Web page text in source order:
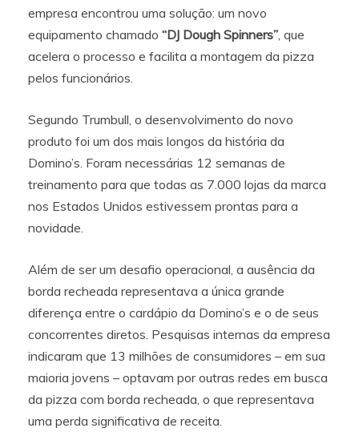
empresa encontrou uma solução: um novo
equipamento chamado “DJ Dough Spinners” , que
acelera o processo e facilita a montagem da pizza
pelos funcionários.
Segundo Trumbull, o desenvolvimento do novo
produto foi um dos mais longos da história da
Domino’s. Foram necessárias 12 semanas de
treinamento para que todas as 7.000 lojas da marca
nos Estados Unidos estivessem prontas para a
novidade.
Além de ser um desafio operacional, a ausência da
borda recheada representava a única grande
diferença entre o cardápio da Domino’s e o de seus
concorrentes diretos. Pesquisas internas da empresa
indicaram que 13 milhões de consumidores – em sua
maioria jovens – optavam por outras redes em busca
da pizza com borda recheada, o que representava
uma perda significativa de receita.